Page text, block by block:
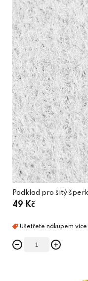
Podklad pro šitý
49 Kč